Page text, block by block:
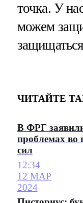
точка. У
можем
ЧИТАЙТЕ
В ФРГ
проблемах во
сил
12:34
12 МАР
2024